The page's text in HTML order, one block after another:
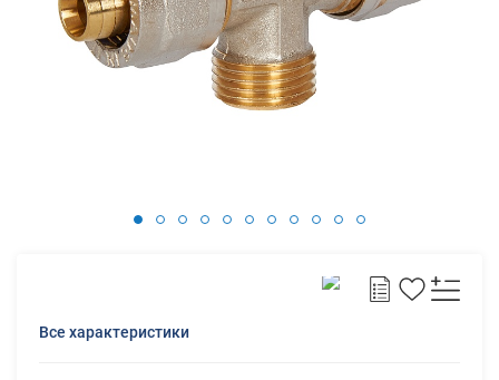
Все характеристики